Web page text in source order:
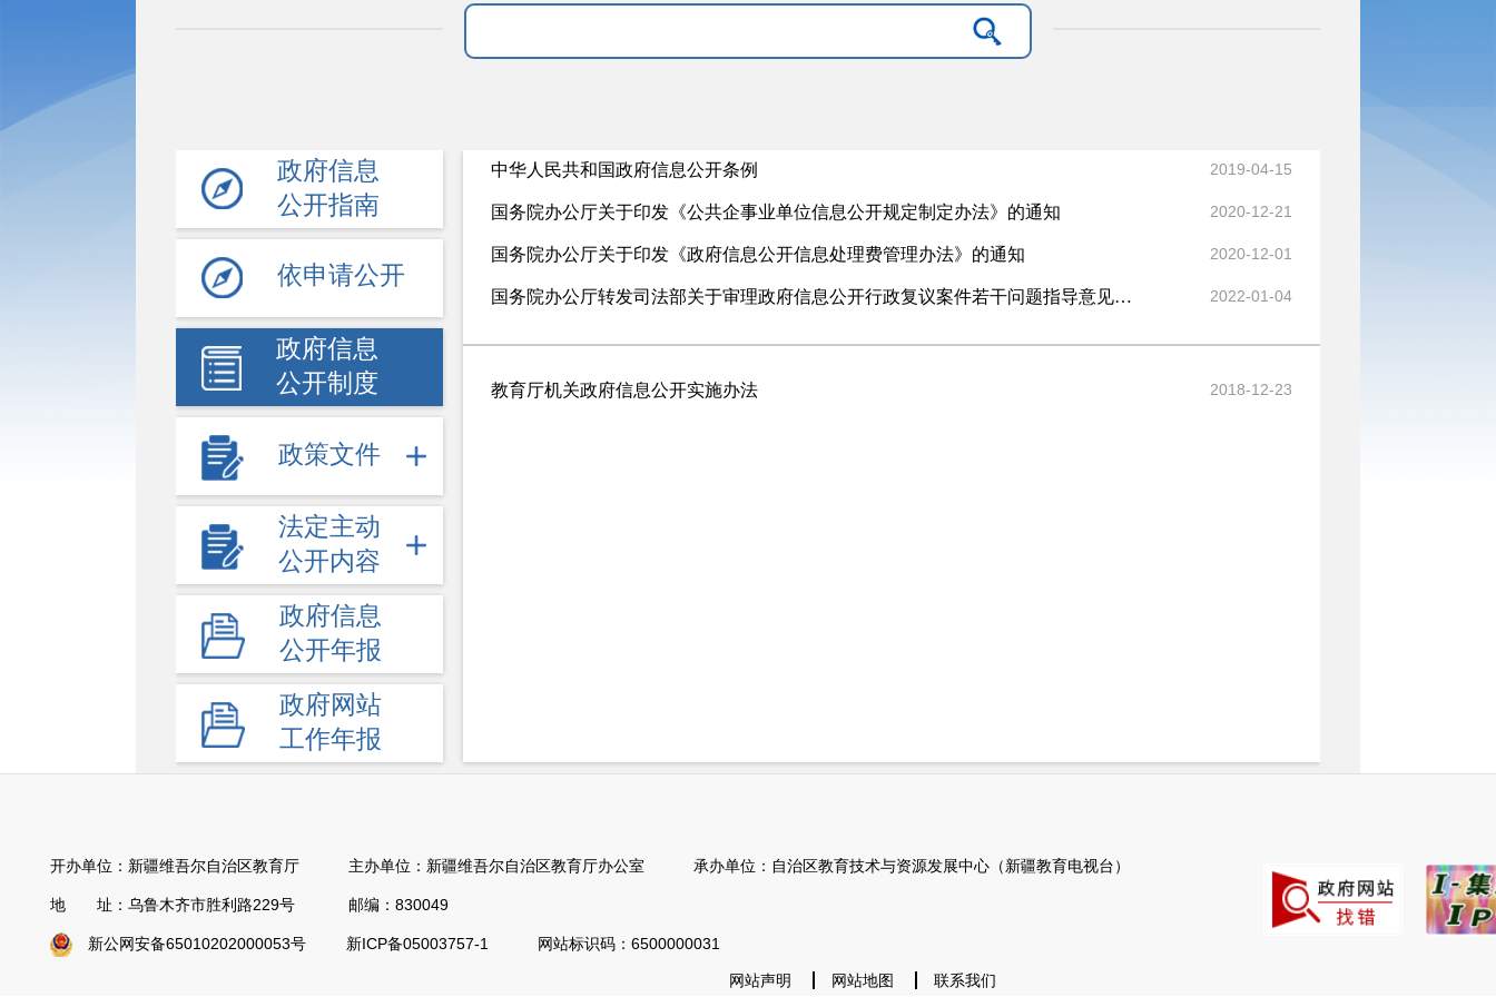
政府信息
公开指南
依申请公开
政府信息
公开制度
政策文件
法定主动
公开内容
政府信息
公开年报
政府网站
工作年报
中华人民共和国政府信息公开条例 2019-04-15
国务院办公厅关于印发《公共企事业单位信息公开规定制定办法》的通知 2020-12-21
国务院办公厅关于印发《政府信息公开信息处理费管理办法》的通知 2020-12-01
国务院办公厅转发司法部关于审理政府信息公开行政复议案件若干问题指导意见的通知 2022-01-04
教育厅机关政府信息公开实施办法 2018-12-23
开办单位：新疆维吾尔自治区教育厅 主办单位：新疆维吾尔自治区教育厅办公室 承办单位：自治区教育技术与资源发展中心（新疆教育电视台）
地 址：乌鲁木齐市胜利路229号 邮编：830049
新公网安备65010202000053号 新ICP备05003757-1 网站标识码：6500000031
网站声明 网站地图 联系我们